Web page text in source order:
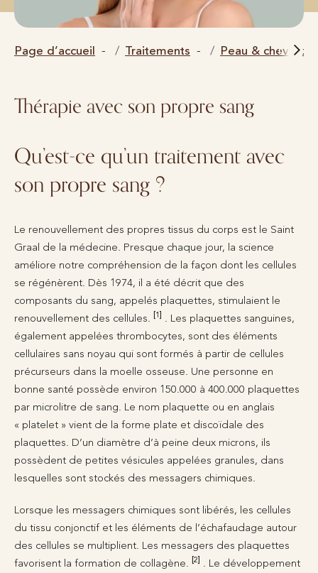
Page d’accueil Traitements Peau & cheveux
Thérapie avec son propre sang
Qu’est-ce qu’un traitement avec
son propre sang ?
Le renouvellement des propres tissus du corps est le Saint
Graal de la médecine. Presque chaque jour, la science
améliore notre compréhension de la façon dont les cellules
se régénèrent. Dès 1974, il a été décrit que des
composants du sang, appelés plaquettes, stimulaient le
renouvellement des cellules. [1] . Les plaquettes sanguines,
également appelées thrombocytes, sont des éléments
cellulaires sans noyau qui sont formés à partir de cellules
précurseurs dans la moelle osseuse. Une personne en
bonne santé possède environ 150.000 à 400.000 plaquettes
par microlitre de sang. Le nom plaquette ou en anglais
« platelet » vient de la forme plate et discoïdale des
plaquettes. D’un diamètre d’à peine deux microns, ils
possèdent de petites vésicules appelées granules, dans
lesquelles sont stockés des messagers chimiques.
Lorsque les messagers chimiques sont libérés, les cellules
du tissu conjonctif et les éléments de l’échafaudage autour
des cellules se multiplient. Les messagers des plaquettes
favorisent la formation de collagène. [2] . Le développement